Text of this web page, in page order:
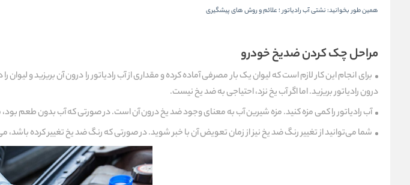
همین طور بخوانید:نشتی آب رادیاتور ؛ علائم و روش های پیشگیری
مراحل چک کردن ضدیخ خودرو
برای انجام این کار لازم است که لیوان یک بار مصرفی آماده کرده و مقداری از آب رادیاتور را درون آن بریزید و
درون رادیاتور بریزید. اما اگر آب یخ نزد، احتیاجی به ضد یخ نیست.
آب رادیاتور را کمی مزه کنید. مزه شیرین آب به معنای وجود ضد یخ درون آن است. در صورتی که آب بدون طعم
شما می‌توانید از تغییر رنگ ضد یخ نیز از زمان تعویض آن با خبر شوید. در صورتی که رنگ ضد یخ تغییر کرده باشد،